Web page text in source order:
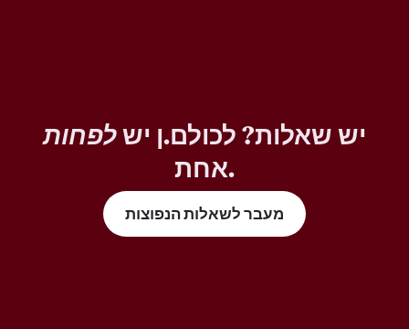
יש שאלות? לכולם.ן ישלפחות
אחת.
מעבר לשאלות הנפוצות